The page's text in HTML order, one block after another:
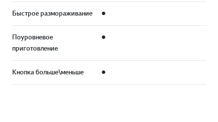
Быстрое размораживание ●
Поуровневое
приготовление
●
Кнопка больше\меньше ●